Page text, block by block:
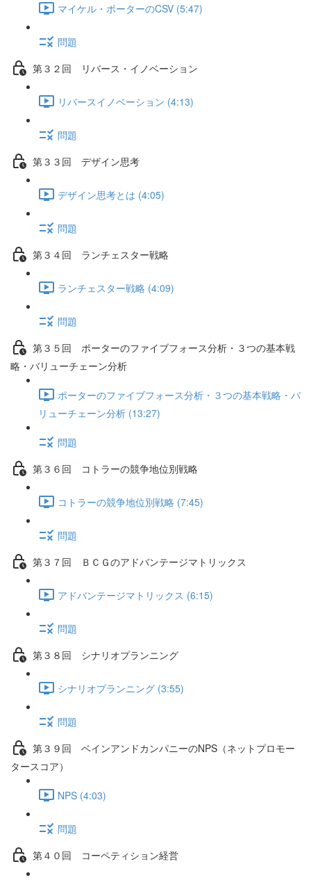
マイケル・ポーターのCSV (5:47)
問題
第３２回 リバース・イノベーション
リバースイノベーション (4:13)
問題
第３３回 デザイン思考
デザイン思考とは (4:05)
問題
第３４回 ランチェスター戦略
ランチェスター戦略 (4:09)
問題
第３５回 ポーターのファイブフォース分析・３つの基本戦
略・バリューチェーン分析
ポーターのファイブフォース分析・３つの基本戦略・バ
リューチェーン分析 (13:27)
問題
第３６回 コトラーの競争地位別戦略
コトラーの競争地位別戦略 (7:45)
問題
第３７回 ＢＣＧのアドバンテージマトリックス
アドバンテージマトリックス (6:15)
問題
第３８回 シナリオプランニング
シナリオプランニング (3:55)
問題
第３９回 ベインアンドカンパニーのNPS（ネットプロモー
タースコア）
NPS (4:03)
問題
第４０回 コーペティション経営